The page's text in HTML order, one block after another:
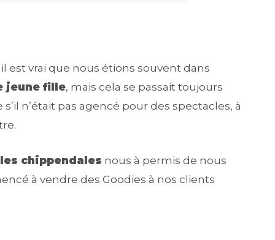
est vrai que nous étions souvent dans
jeune fille, mais cela se passait toujours
n’était pas agencé pour des spectacles, à
chippendales nous à permis de nous
à vendre des Goodies à nos clients